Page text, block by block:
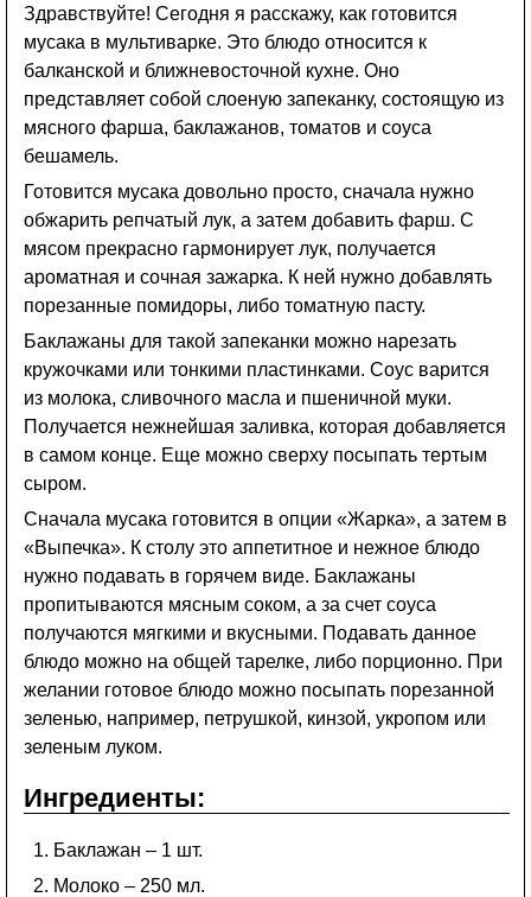
Здравствуйте! Сегодня я расскажу, как готовится
мусака в мультиварке. Это блюдо относится к
балканской и ближневосточной кухне. Оно
представляет собой слоеную запеканку, состоящую из
мясного фарша, баклажанов, томатов и соуса
бешамель.
Готовится мусака довольно просто, сначала нужно
обжарить репчатый лук, а затем добавить фарш. С
мясом прекрасно гармонирует лук, получается
ароматная и сочная зажарка. К ней нужно добавлять
порезанные помидоры, либо томатную пасту.
Баклажаны для такой запеканки можно нарезать
кружочками или тонкими пластинками. Соус варится
из молока, сливочного масла и пшеничной муки.
Получается нежнейшая заливка, которая добавляется
в самом конце. Еще можно сверху посыпать тертым
сыром.
Сначала мусака готовится в опции «Жарка», а затем в
«Выпечка». К столу это аппетитное и нежное блюдо
нужно подавать в горячем виде. Баклажаны
пропитываются мясным соком, а за счет соуса
получаются мягкими и вкусными. Подавать данное
блюдо можно на общей тарелке, либо порционно. При
желании готовое блюдо можно посыпать порезанной
зеленью, например, петрушкой, кинзой, укропом или
зеленым луком.
Ингредиенты:
Баклажан – 1 шт.
Молоко – 250 мл.